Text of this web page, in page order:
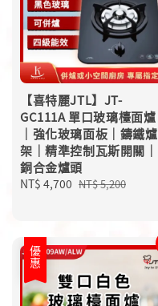
【喜特麗JTL】JT-
GC111A 單口玻璃檯面爐
｜強化玻璃面板｜鑄鐵爐
架｜精準控制瓦斯開關｜
銅合金爐頭
Sale
NT$ 4,700 Regular
NT$ 5,200
優惠